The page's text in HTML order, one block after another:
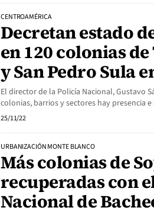
CENTROAMÉRICA
Decretan estado
en 120 colonias
y San Pedro Sula
El director de la Policía Nacional, Gustavo
colonias, barrios y sectores hay presencia
25/11/22
URBANIZACIÓN MONTE BLANCO
Más colonias de
recuperadas con
Nacional de